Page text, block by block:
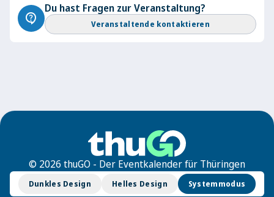
contact_support
Du hast Fragen zur Veranstaltung?
Veranstaltende kontaktieren
© 2026 thuGO - Der Eventkalender für Thüringen
Dunkles Design Helles Design Systemmodus